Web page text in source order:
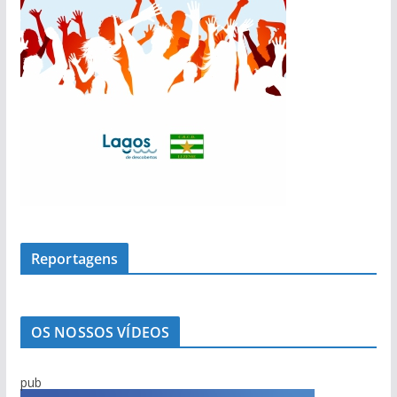
Reportagens
OS NOSSOS VÍDEOS
pub